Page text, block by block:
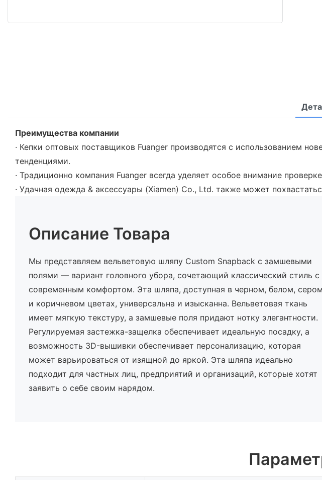
Преимущества компании
· Кепки оптовых поставщиков Fuanger производятся с использованием
тенденциями.
· Традиционно компания Fuanger всегда уделяет особое внимание
· Удачная одежда & аксессуары (Xiamen) Co., Ltd. также может
Описание Товара
Мы представляем вельветовую шляпу Custom Snapback с замшевыми
полями — вариант головного убора, сочетающий классический стиль с
современным комфортом. Эта шляпа, доступная в черном, белом, сером
и коричневом цветах, универсальна и изысканна. Вельветовая ткань
имеет мягкую текстуру, а замшевые поля придают нотку элегантности.
Регулируемая застежка-защелка обеспечивает идеальную посадку, а
возможность 3D-вышивки обеспечивает персонализацию, которая
может варьироваться от изящной до яркой. Эта шляпа идеально
подходит для частных лиц, предприятий и организаций, которые хотят
заявить о себе своим нарядом.